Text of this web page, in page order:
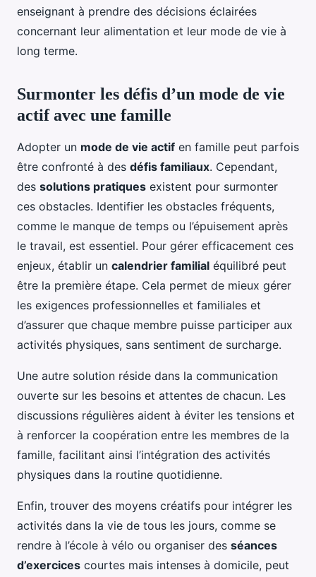
enseignant à prendre des décisions éclairées
concernant leur alimentation et leur mode de vie à
long terme.
Surmonter les défis d’un mode de vie
actif avec une famille
Adopter un mode de vie actif en famille peut parfois
être confronté à des défis familiaux. Cependant,
des solutions pratiques existent pour surmonter
ces obstacles. Identifier les obstacles fréquents,
comme le manque de temps ou l’épuisement après
le travail, est essentiel. Pour gérer efficacement ces
enjeux, établir un calendrier familial équilibré peut
être la première étape. Cela permet de mieux gérer
les exigences professionnelles et familiales et
d’assurer que chaque membre puisse participer aux
activités physiques, sans sentiment de surcharge.
Une autre solution réside dans la communication
ouverte sur les besoins et attentes de chacun. Les
discussions régulières aident à éviter les tensions et
à renforcer la coopération entre les membres de la
famille, facilitant ainsi l’intégration des activités
physiques dans la routine quotidienne.
Enfin, trouver des moyens créatifs pour intégrer les
activités dans la vie de tous les jours, comme se
rendre à l’école à vélo ou organiser des séances
d’exercices courtes mais intenses à domicile, peut